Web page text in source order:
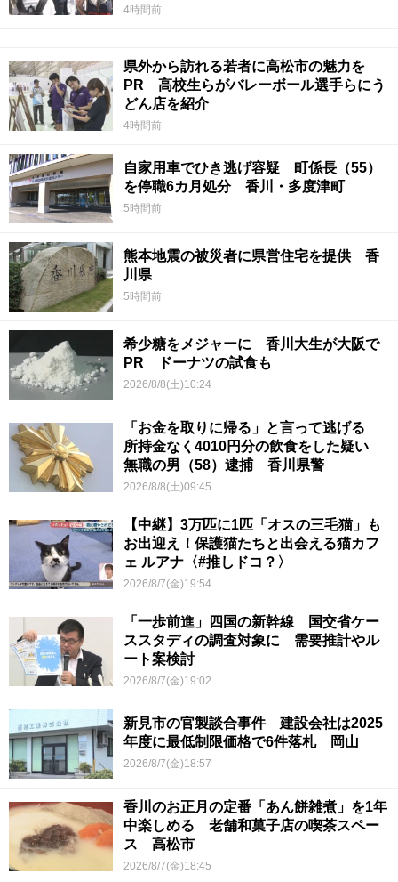
4時間前
県外から訪れる若者に高松市の魅力を
PR 高校生らがバレーボール選手らにう
どん店を紹介
4時間前
自家用車でひき逃げ容疑 町係長（55）
を停職6カ月処分 香川・多度津町
5時間前
熊本地震の被災者に県営住宅を提供 香
川県
5時間前
希少糖をメジャーに 香川大生が大阪で
PR ドーナツの試食も
2026/8/8(土)10:24
「お金を取りに帰る」と言って逃げる
所持金なく4010円分の飲食をした疑い
無職の男（58）逮捕 香川県警
2026/8/8(土)09:45
【中継】3万匹に1匹「オスの三毛猫」も
お出迎え！保護猫たちと出会える猫カフ
ェ ルアナ〈#推しドコ？〉
2026/8/7(金)19:54
「一歩前進」四国の新幹線 国交省ケー
ススタディの調査対象に 需要推計やル
ート案検討
2026/8/7(金)19:02
新見市の官製談合事件 建設会社は2025
年度に最低制限価格で6件落札 岡山
2026/8/7(金)18:57
香川のお正月の定番「あん餅雑煮」を1年
中楽しめる 老舗和菓子店の喫茶スペー
ス 高松市
2026/8/7(金)18:45